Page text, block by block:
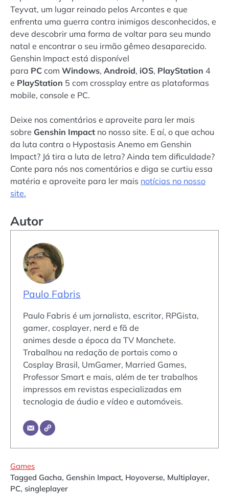
Teyvat, um lugar reinado pelos Arcontes e que
enfrenta uma guerra contra inimigos desconhecidos, e
deve descobrir uma forma de voltar para seu mundo
natal e encontrar o seu irmão gêmeo desaparecido.
Genshin Impact está disponível
para PC com Windows, Android, iOS, PlayStation 4
e PlayStation 5 com crossplay entre as plataformas
mobile, console e PC.
Deixe nos comentários e aproveite para ler mais
sobre Genshin Impact no nosso site. E aí, o que achou
da luta contra o Hypostasis Anemo em Genshin
Impact? Já tira a luta de letra? Ainda tem dificuldade?
Conte para nós nos comentários e diga se curtiu essa
matéria e aproveite para ler mais notícias no nosso
site.
Autor
Paulo Fabris
Paulo Fabris é um jornalista, escritor, RPGista,
gamer, cosplayer, nerd e fã de
animes desde a época da TV Manchete.
Trabalhou na redação de portais como o
Cosplay Brasil, UmGamer, Married Games,
Professor Smart e mais, além de ter trabalhos
impressos em revistas especializadas em
tecnologia de áudio e vídeo e automóveis.
Games
Tagged Gacha, Genshin Impact, Hoyoverse, Multiplayer,
PC, singleplayer